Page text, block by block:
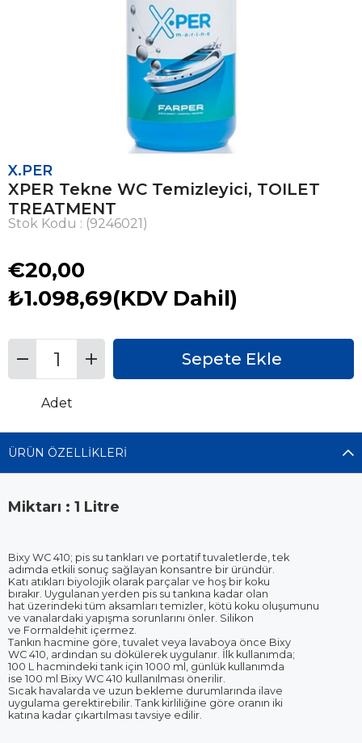
X.PER
XPER Tekne WC Temizleyici, TOILET
TREATMENT
Stok Kodu (9246021)
€20,00
₺1.098,69(KDV Dahil)
Adet
ÜRÜN ÖZELLIKLERI
Miktarı : 1 Litre
Bixy WC 410; pis su tankları ve portatif tuvaletlerde, tek
adımda etkili sonuç sağlayan konsantre bir üründür.
Katı atıkları biyolojik olarak parçalar ve hoş bir koku
bırakır. Uygulanan yerden pis su tankına kadar olan
hat üzerindeki tüm aksamları temizler, kötü koku oluşumunu
ve vanalardaki yapışma sorunlarını önler. Silikon
ve Formaldehit içermez.
Tankın hacmine göre, tuvalet veya lavaboya önce Bixy
WC 410, ardından su dökülerek uygulanır. İlk kullanımda;
100 L hacmindeki tank için 1000 ml, günlük kullanımda
ise 100 ml Bixy WC 410 kullanılması önerilir.
Sıcak havalarda ve uzun bekleme durumlarında ilave
uygulama gerektirebilir. Tank kirliliğine göre oranın iki
katına kadar çıkartılması tavsiye edilir.